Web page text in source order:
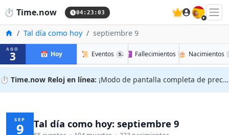
⏱️ Time.now 04:23:04 🇪🇸
InicioTal día como hoy septiembre 9
AGO
3 📅 Hoy 📜 Eventos 55 ✝️ Fallecimientos 104
🎂 Nacimientos
⏱️ Time.now Reloj en línea: ¡Modo de pantalla completa de precisión!
SEP
9 Tal día como hoy: septiembre 9